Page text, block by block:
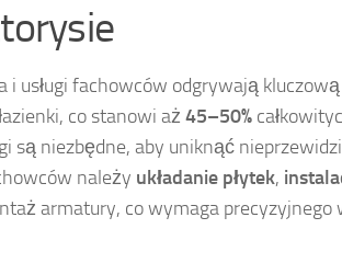
i usługi fachowców odgrywają
co stanowi aż 45–50%
są niezbędne, aby uniknąć
należy układanie płytek,
armatury, co wymaga precyzyjnego